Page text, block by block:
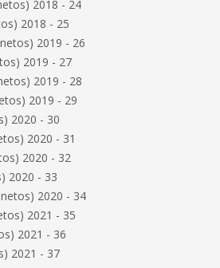
2018 - 24
2018 - 25
2019 - 26
2019 - 27
2019 - 28
2019 - 29
2020 - 30
2020 - 31
2020 - 32
2020 - 33
2020 - 34
2021 - 35
2021 - 36
2021 - 37